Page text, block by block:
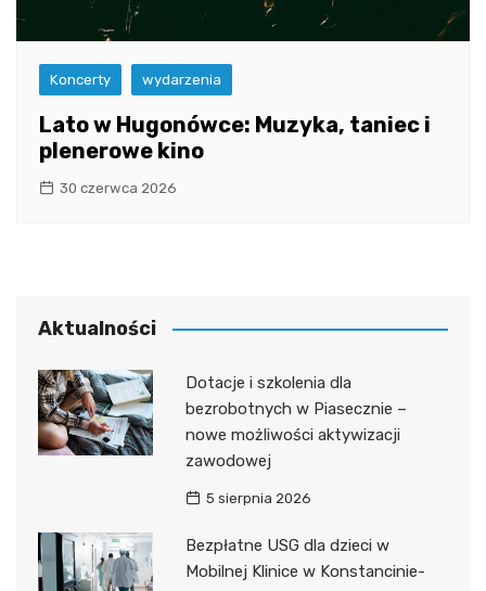
Koncerty wydarzenia
Lato w Hugonówce: Muzyka, taniec i
plenerowe kino
30 czerwca 2026
Aktualności
Dotacje i szkolenia dla
bezrobotnych w Piasecznie –
nowe możliwości aktywizacji
zawodowej
5 sierpnia 2026
Bezpłatne USG dla dzieci w
Mobilnej Klinice w Konstancinie-